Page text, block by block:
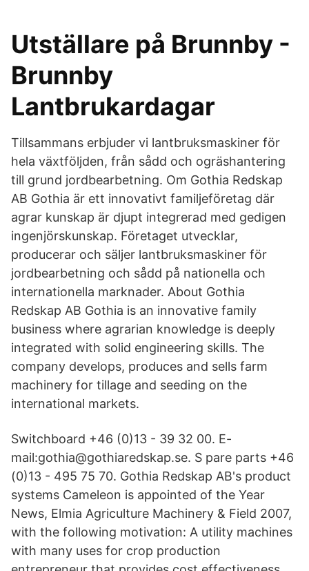
Utställare på Brunnby -
Brunnby
Lantbrukardagar
Tillsammans erbjuder vi lantbruksmaskiner för
hela växtföljden, från sådd och ogräshantering
till grund jordbearbetning. Om Gothia Redskap
AB Gothia är ett innovativt familjeföretag där
agrar kunskap är djupt integrerad med gedigen
ingenjörskunskap. Företaget utvecklar,
producerar och säljer lantbruksmaskiner för
jordbearbetning och sådd på nationella och
internationella marknader. About Gothia
Redskap AB Gothia is an innovative family
business where agrarian knowledge is deeply
integrated with solid engineering skills. The
company develops, produces and sells farm
machinery for tillage and seeding on the
international markets.
Switchboard +46 (0)13 - 39 32 00. E-
mail:gothia@gothiaredskap.se. S pare parts +46
(0)13 - 495 75 70. Gothia Redskap AB's product
systems Cameleon is appointed of the Year
News, Elmia Agriculture Machinery & Field 2007,
with the following motivation: A utility machines
with many uses for crop production